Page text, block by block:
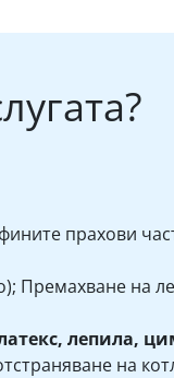
прахови
Премахване на
лепила,
на